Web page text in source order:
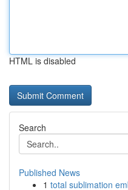
HTML is disabled
Search
Published News
1 total sublimation